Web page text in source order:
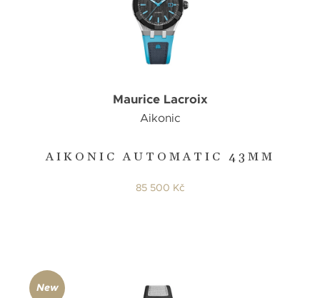
AIKONIC AUTOMATIC 43MM
Maurice Lacroix
Aikonic
85 500 Kč
New